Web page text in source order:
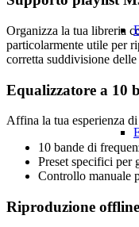
Organizza la tua libreria
particolarmente utile per
corretta suddivisione delle
Equalizzatore a 10
Affina la tua esperienza
10 bande di
Preset specifici per
Controllo manuale
Riproduzione offline